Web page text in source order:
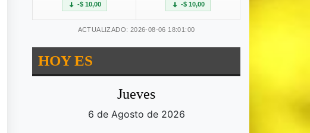
-$ 10,00 -$ 10,00
ACTUALIZADO: 2026-08-06 18:01:00
HOY ES
Jueves
6 de Agosto de 2026